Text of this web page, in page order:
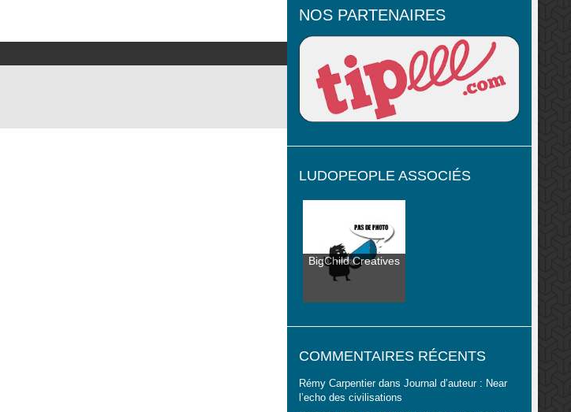
NOS PARTENAIRES
LUDOPEOPLE ASSOCIÉS
BigChild Creatives
COMMENTAIRES RÉCENTS
Rémy Carpentierdans Journal d’auteur : Near
l’echo des civilisations